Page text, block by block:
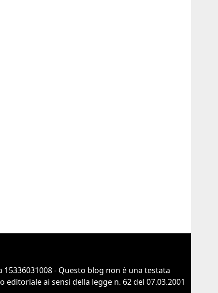
15336031008 - Questo blog non è una testata
ai sensi della legge n. 62 del 07.03.2001